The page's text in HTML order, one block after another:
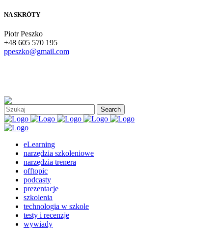
NA SKRÓTY
Piotr Peszko
+48 605 570 195
ppeszko@gmail.com
eLearning
narzędzia szkoleniowe
narzędzia trenera
offtopic
podcasty
prezentacje
szkolenia
technologia w szkole
testy i recenzje
wywiady